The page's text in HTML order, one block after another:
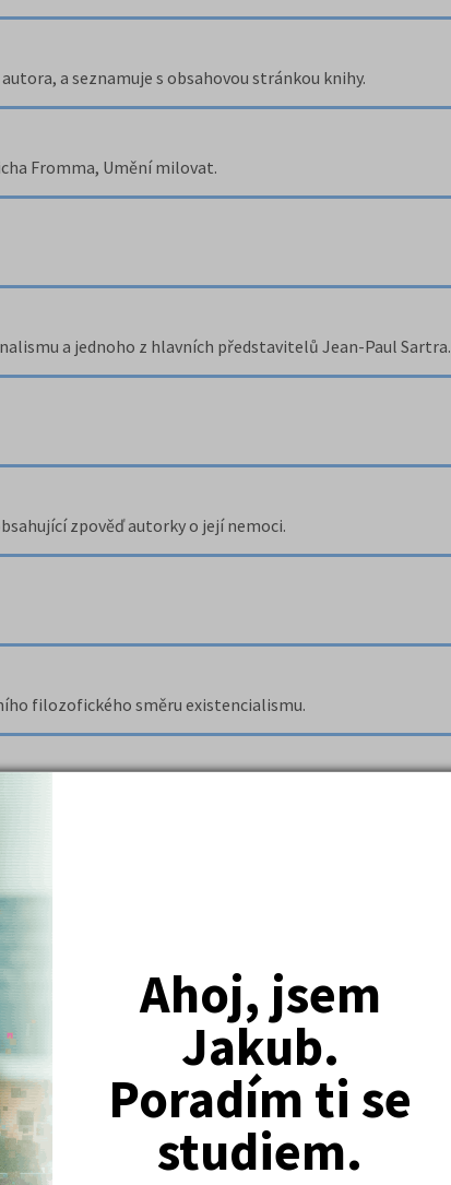
Ahoj, jsem
Jakub.
Poradím ti se
studiem.
a seznamuje s obsahovou stránkou knihy.
Fromma, Umění milovat.
a jednoho z hlavních představitelů Jean-Paul Sartra.
zpověď autorky o její nemoci.
filozofického směru existencialismu.
zajisté ocení především studenti Gymnázia Jana Nerudy.
hodnocení.